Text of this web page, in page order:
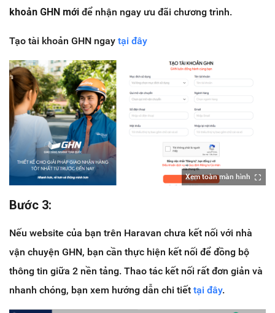
khoản GHN mới để nhận ngay ưu đãi chương trình.
Tạo tài khoản GHN ngay tại đây
Xem toàn màn hình
Bước 3:
Nếu website của bạn trên Haravan chưa kết nối với nhà
vận chuyện GHN, bạn cần thực hiện kết nối để đồng bộ
thông tin giữa 2 nền tảng. Thao tác kết nối rất đơn giản và
nhanh chóng, bạn xem hướng dẫn chi tiết tại đây.